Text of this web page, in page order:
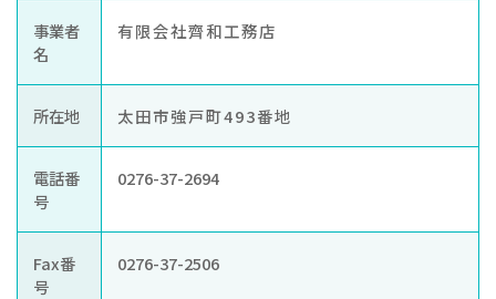
ぐんま住まいの
相談センター
現在お住まい
の方へ
公社に
ついて
採用
入札
事業者
名
有限会社齊和工務店
所在地 太田市強戸町493番地
電話番
号
0276-37-2694
Fax番
号
0276-37-2506